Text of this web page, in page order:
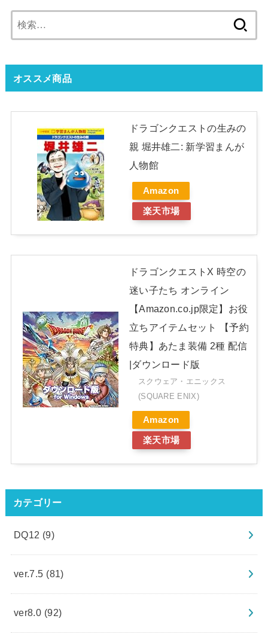
索:
オススメ商品
ドラゴンクエストの生みの
親 堀井雄二: 新学習まんが
人物館
Amazon
楽天市場
ドラゴンクエストX 時空の
迷い子たち オンライン
【Amazon.co.jp限定】お役
立ちアイテムセット 【予約
特典】あたま装備 2種 配信
|ダウンロード版
スクウェア・エニックス
(SQUARE ENIX)
Amazon
楽天市場
カテゴリー
DQ12 (9)
ver.7.5 (81)
ver8.0 (92)